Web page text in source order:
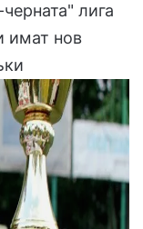
лига
имат нов